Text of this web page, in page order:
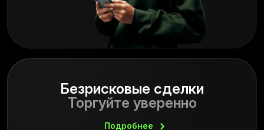
Безрисковые сделки
Торгуйте уверенно
Подробнее